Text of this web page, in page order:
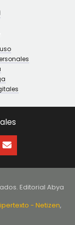
Editorial Abya
- Netizen,